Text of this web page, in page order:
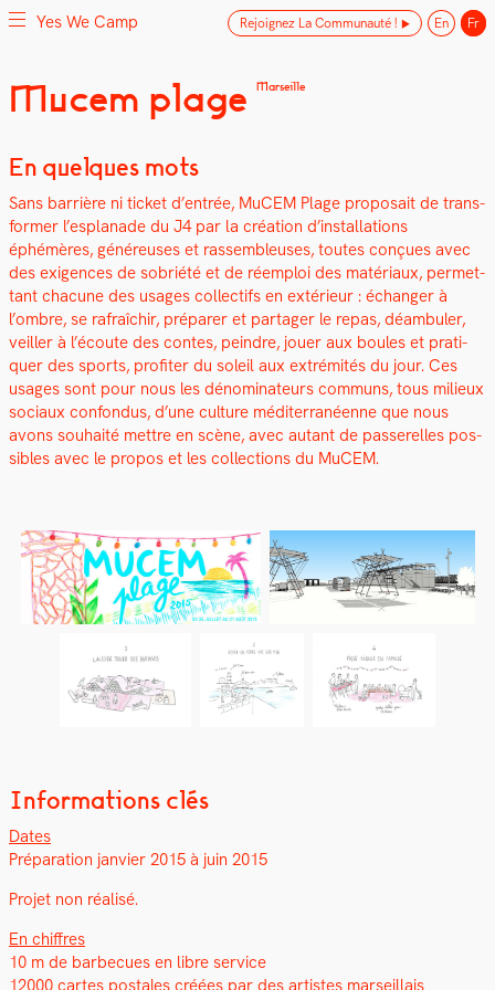
Skip
toYes We Camp
Utilisation inventive des espaces disponibles
Mucem plage Marseille
En quelques mots
Sans bar­rière ni tick­et d’entrée, MuCEM Plage pro­po­sait de trans­
former l’esplanade du J4 par la créa­tion d’installations
éphémères, généreuses et rassem­bleuses, toutes conçues avec
des exi­gences de sobriété et de réem­ploi des matéri­aux, per­me­t­
tant cha­cune des usages col­lec­tifs en extérieur : échang­er à
l’ombre, se rafraîchir, pré­par­er et partager le repas, déam­buler,
veiller à l’écoute des con­tes, pein­dre, jouer aux boules et pra­ti­
quer des sports, prof­iter du soleil aux extrémités du jour. Ces
usages sont pour nous les dénom­i­na­teurs com­muns, tous milieux
soci­aux con­fon­dus, d’une cul­ture méditer­ranéenne que nous
avons souhaité met­tre en scène, avec autant de passerelles pos­
si­bles avec le pro­pos et les col­lec­tions du MuCEM.
Informations clés
Dates
Pré­pa­ra­tion jan­vi­er 2015 à juin 2015
Pro­jet non réal­isé.
En chiffres
10 m de bar­be­cues en libre ser­vice
Yes We Camp Rejoignez La Communauté ! En Fr